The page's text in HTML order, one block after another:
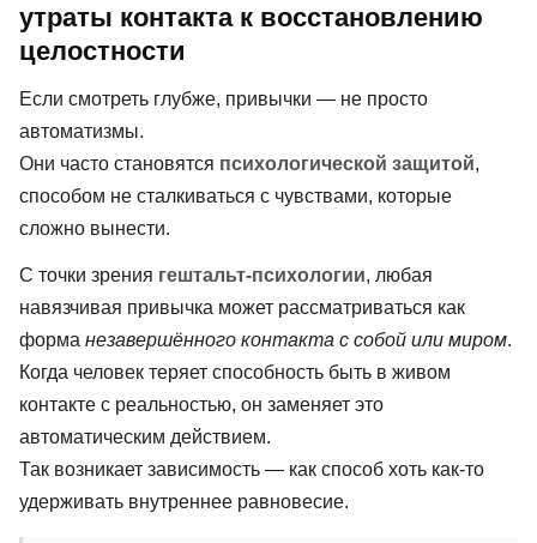
утраты контакта к восстановлению
целостности
Если смотреть глубже, привычки — не просто
автоматизмы.
Они часто становятся психологической защитой,
способом не сталкиваться с чувствами, которые
сложно вынести.
С точки зрения гештальт-психологии, любая
навязчивая привычка может рассматриваться как
форма незавершённого контакта с собой или миром.
Когда человек теряет способность быть в живом
контакте с реальностью, он заменяет это
автоматическим действием.
Так возникает зависимость — как способ хоть как-то
удерживать внутреннее равновесие.